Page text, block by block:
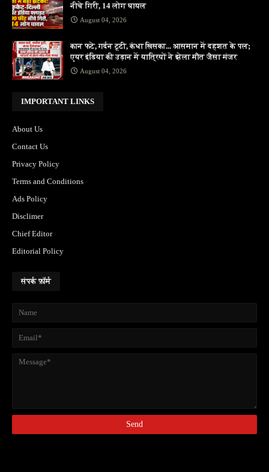
नीचे गिरी, 14 लोग घायल
August 04, 2026
कान फटे, गर्दन टूटी, कंधा खिसका... आसमान में दहशत के पल;
एयर इंडिया की उड़ान में यात्रियों ने झेला मौत जैसा मंजर
August 04, 2026
IMPORTANT LINKS
About Us
Contact Us
Privacy Policy
Terms and Conditions
Ads Policy
Disclimer
Chief Editor
Editorial Policy
संपर्क फ़ॉर्म